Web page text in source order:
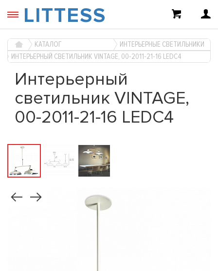
LITTESS
КАТАЛОГ
ИНТЕРЬЕРНЫЕ СВЕТИЛЬНИКИ
ИНТЕРЬЕРНЫЙ СВЕТИЛЬНИК VINTAGE, 00-2011-21-16 LEDC4
Интерьерный
светильник VINTAGE,
00-2011-21-16 LEDC4